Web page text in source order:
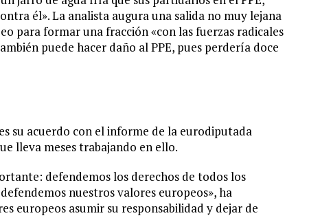
él». La analista augura una salida no muy lejana
para formar una fracción «con las fuerzas radicales
puede hacer daño al PPE, pues perdería doce
su acuerdo con el informe de la eurodiputada
lleva meses trabajando en ello.
defendemos los derechos de todos los
nuestros valores europeos», ha
europeos asumir su responsabilidad y dejar de